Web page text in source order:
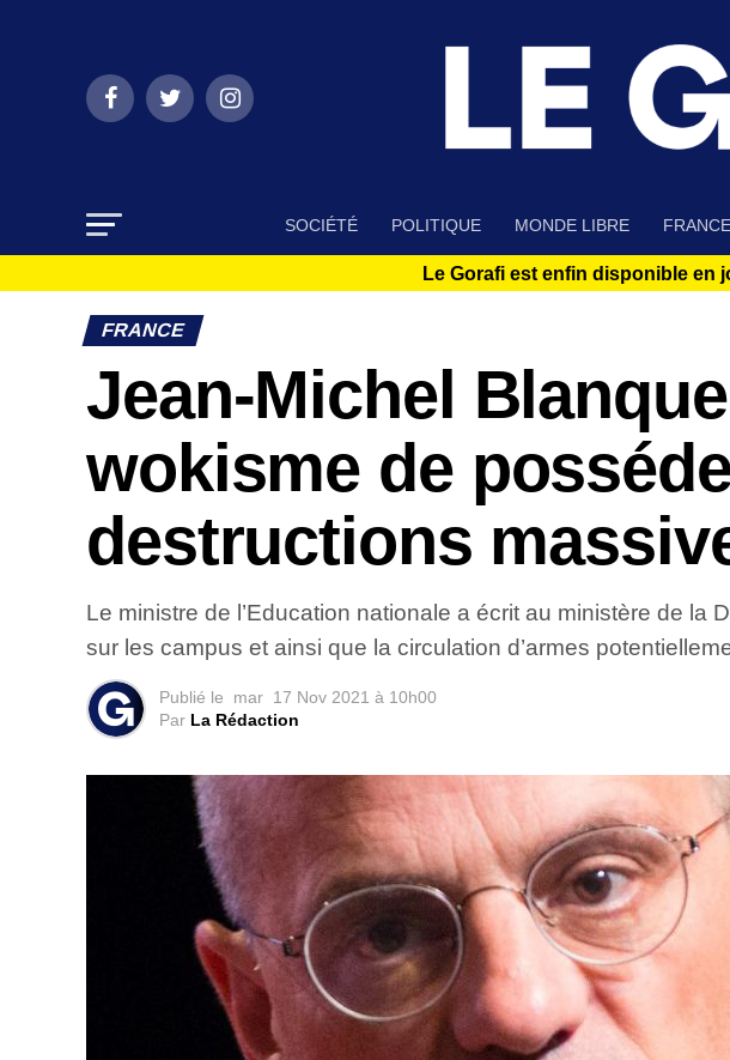
SOCIÉTÉ POLITIQUE MONDE LIBRE FRANCE
Le Gorafi est enfin disponible en
FRANCE
Jean-Michel
wokisme de
destructions
Le ministre de l’Education nationale a écrit au ministère de la
sur les campus et ainsi que la circulation d’armes
Publié le mar 17 Nov 2021 à 10h00
Par La Rédaction